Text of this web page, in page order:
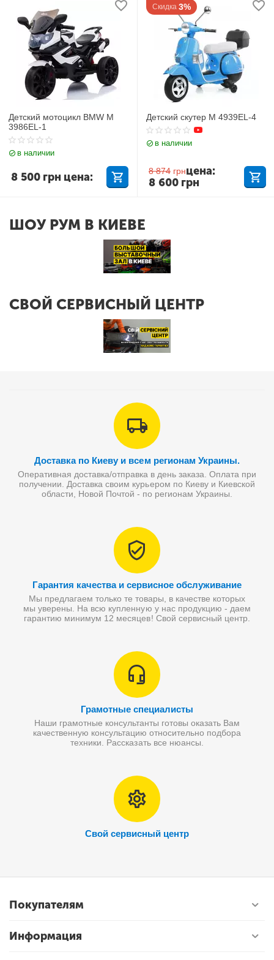
Детский мотоцикл BMW M
3986EL-1
в наличии
8 500 грн цена:
Скидка 3%
Детский скутер M 4939EL-4
в наличии
8 874 грн
8 600 грн
цена:
ШОУ РУМ В КИЕВЕ
СВОЙ СЕРВИСНЫЙ ЦЕНТР
Доставка по Киеву и всем регионам Украины.
Оперативная доставка/отправка в день заказа. Оплата при
получении. Доставка своим курьером по Киеву и Киевской
области, Новой Почтой - по регионам Украины.
Гарантия качества и сервисное обслуживание
Мы предлагаем только те товары, в качестве которых
мы уверены. На всю купленную у нас продукцию - даем
гарантию минимум 12 месяцев! Свой сервисный центр.
Грамотные специалисты
Наши грамотные консультанты готовы оказать Вам
качественную консультацию относительно подбора
техники. Рассказать все нюансы.
Свой сервисный центр
Покупателям
Информация